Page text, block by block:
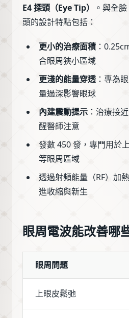
E4 探頭（Eye Tip）
。與全
頭的設計特點包括：
更小的治療面積 ：
合眼周狹小區域
更淺的能量穿透：專為
量過深影響眼球
內建震動提示 ：治療接
醒醫師注意
發數 450 發，專門用於
等眼周區域
透過射頻能量（RF）加
進收縮與新生
眼周電波能改善哪
眼周問題
上眼皮鬆弛